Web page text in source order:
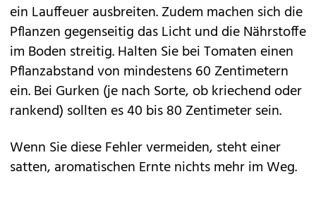
ein Lauffeuer ausbreiten. Zudem machen sich die
Pflanzen gegenseitig das Licht und die Nährstoffe
im Boden streitig. Halten Sie bei Tomaten einen
Pflanzabstand von mindestens 60 Zentimetern
ein. Bei Gurken (je nach Sorte, ob kriechend oder
rankend) sollten es 40 bis 80 Zentimeter sein.
Wenn Sie diese Fehler vermeiden, steht einer
satten, aromatischen Ernte nichts mehr im Weg.